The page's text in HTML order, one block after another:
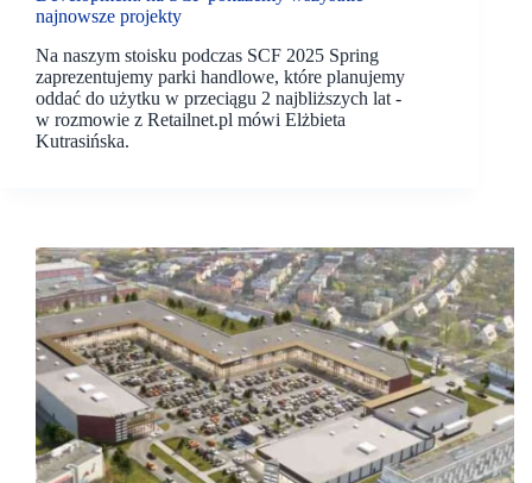
najnowsze projekty
Na naszym stoisku podczas SCF 2025 Spring
zaprezentujemy parki handlowe, które planujemy
oddać do użytku w przeciągu 2 najbliższych lat -
w rozmowie z Retailnet.pl mówi Elżbieta
Kutrasińska.